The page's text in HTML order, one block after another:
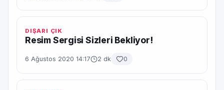
DIŞARI ÇIK
Resim Sergisi Sizleri Bekliyor!
6 Ağustos 2020 14:17 2 dk 0